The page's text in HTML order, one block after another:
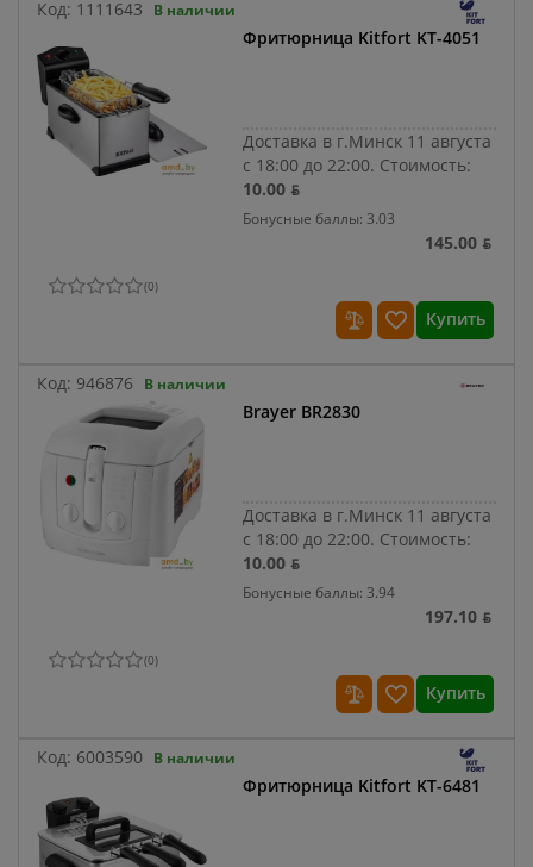
Код: 1111643 В наличии
Фритюрница Kitfort KT-4051
Доставка в г.Минск 11 августа
с 18:00 до 22:00. Стоимость:
10.00 ƃ
Бонусные баллы: 3.03
145.00 ƃ
(0)
Купить
Код: 946876 В наличии
Brayer BR2830
Доставка в г.Минск 11 августа
с 18:00 до 22:00. Стоимость:
10.00 ƃ
Бонусные баллы: 3.94
197.10 ƃ
(0)
Купить
Код: 6003590 В наличии
Фритюрница Kitfort KT-6481